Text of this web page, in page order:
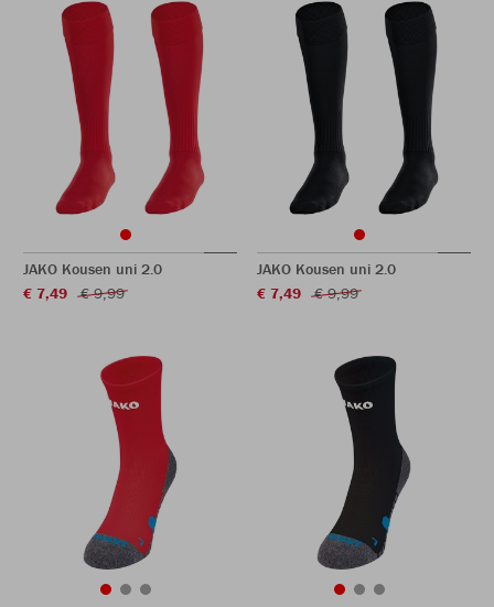
JAKO Kousen uni 2.0
€ 7,49
€ 9,99
JAKO Kousen uni 2.0
€ 7,49
€ 9,99